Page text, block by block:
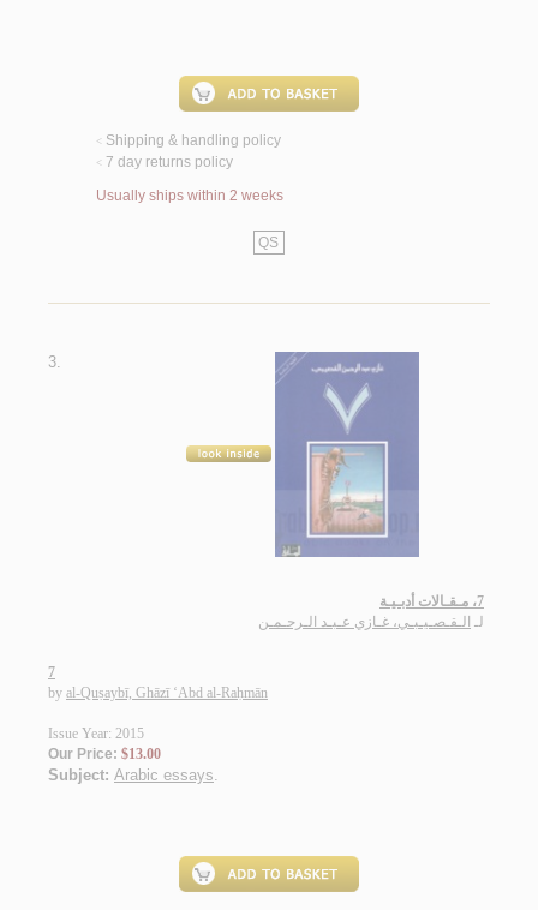
< Shipping & handling policy
< 7 day returns policy
Usually ships within 2 weeks
QS
3.
7، مـقـالات أدبـيـة
لـ الـقـصـيـبـي، غـازي عـبـد الـرحـمـن
7
by al-Quṣaybī, Ghāzī ‘Abd al-Raḥmān
Issue Year: 2015
Our Price: $13.00
Subject: Arabic essays.